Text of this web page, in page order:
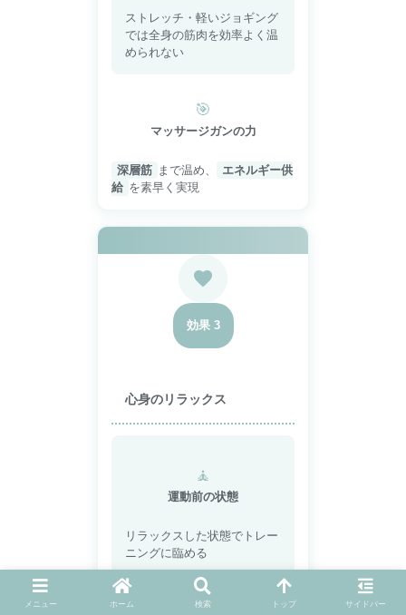
ストレッチ・軽いジョギング
では全身の筋肉を効率よく温
められない
🎯
マッサージガンの力
深層筋 まで温め、
エネルギー供
給 を素早く実現
効果 3
心身のリラックス
🧘
運動前の状態
リラックスした状態でトレー
ニングに臨める
💪
メニュー ホーム 検索 トップ サイドバー